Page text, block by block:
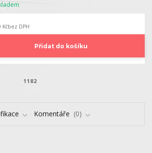
Kčbez DPH
Přidat do košíku
1182
Komentáře 0